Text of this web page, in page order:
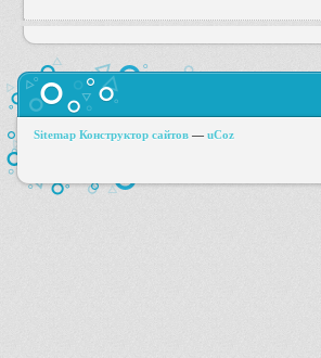
Sitemap Конструктор сайтов — uCoz